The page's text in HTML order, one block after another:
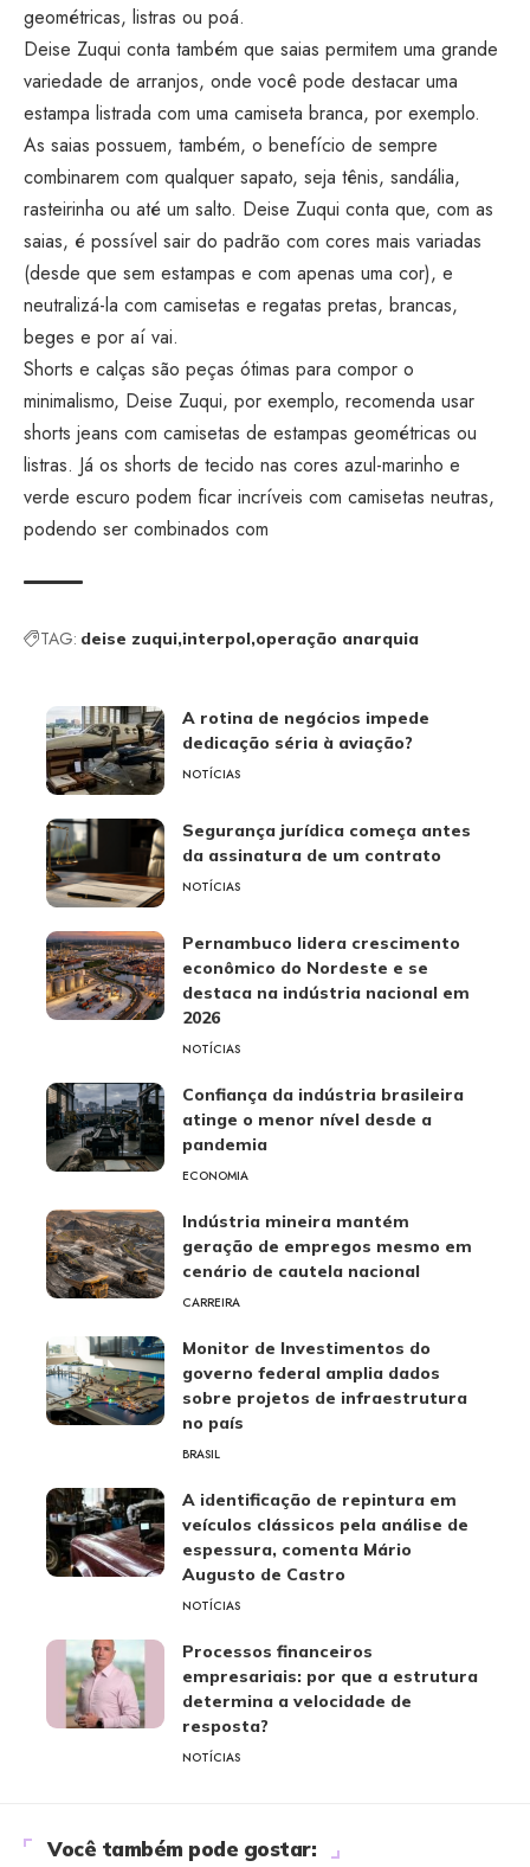
geométricas, listras ou poá.
Deise Zuqui conta também que saias permitem uma grande
variedade de arranjos, onde você pode destacar uma
estampa listrada com uma camiseta branca, por exemplo.
As saias possuem, também, o benefício de sempre
combinarem com qualquer sapato, seja tênis, sandália,
rasteirinha ou até um salto. Deise Zuqui conta que, com as
saias, é possível sair do padrão com cores mais variadas
(desde que sem estampas e com apenas uma cor), e
neutralizá-la com camisetas e regatas pretas, brancas,
beges e por aí vai.
Shorts e calças são peças ótimas para compor o
minimalismo, Deise Zuqui, por exemplo, recomenda usar
shorts jeans com camisetas de estampas geométricas ou
listras. Já os shorts de tecido nas cores azul-marinho e
verde escuro podem ficar incríveis com camisetas neutras,
podendo ser combinados com
TAG: deise zuqui interpol operação anarquia
A rotina de negócios impede
dedicação séria à aviação?
NOTÍCIAS
Segurança jurídica começa antes
da assinatura de um contrato
NOTÍCIAS
Pernambuco lidera crescimento
econômico do Nordeste e se
destaca na indústria nacional em
2026
NOTÍCIAS
Confiança da indústria brasileira
atinge o menor nível desde a
pandemia
ECONOMIA
Indústria mineira mantém
geração de empregos mesmo em
cenário de cautela nacional
CARREIRA
Monitor de Investimentos do
governo federal amplia dados
sobre projetos de infraestrutura
no país
BRASIL
A identificação de repintura em
veículos clássicos pela análise de
espessura, comenta Mário
Augusto de Castro
NOTÍCIAS
Processos financeiros
empresariais: por que a estrutura
determina a velocidade de
resposta?
NOTÍCIAS
Você também pode gostar: